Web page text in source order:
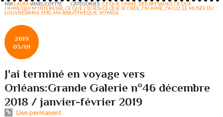
PARLAURAVANEL-COYTTE CATÉGORIES :CE QUE J'AIME. DES PAYSAGES ,CE QUE
J'AIME/QUI M'INTERESSE ,CE QUE J'ECRIS/CE QUE JE CREE J'AI AIMÉ J'AI LU LE MUSÉE DU
LOUVRE(PARIS 1ER) MA BIBLIOTHÈQUE ,VOYAGE
2019
03/01
J'ai terminé en voyage vers
Orléans:Grande Galerie n°46 décembre
2018 / janvier-février 2019
Lien permanent